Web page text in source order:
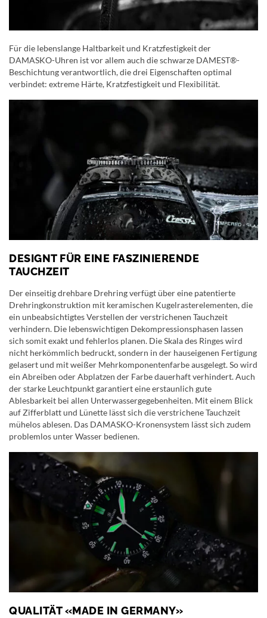
Für die lebenslange Haltbarkeit und Kratzfestigkeit der
DAMASKO-Uhren ist vor allem auch die schwarze DAMEST®-
Beschichtung verantwortlich, die drei Eigenschaften optimal
verbindet: extreme Härte, Kratzfestigkeit und Flexibilität.
DESIGNT FÜR EINE FASZINIERENDE
TAUCHZEIT
Der einseitig drehbare Drehring verfügt über eine patentierte
Drehringkonstruktion mit keramischen Kugelrasterelementen, die
ein unbeabsichtigtes Verstellen der verstrichenen Tauchzeit
verhindern. Die lebenswichtigen Dekompressionsphasen lassen
sich somit exakt und fehlerlos planen. Die Skala des Ringes wird
nicht herkömmlich bedruckt, sondern in der hauseigenen Fertigung
gelasert und mit weißer Mehrkomponentenfarbe ausgelegt. So wird
ein Abreiben oder Abplatzen der Farbe dauerhaft verhindert. Auch
der starke Leuchtpunkt garantiert eine erstaunlich gute
Ablesbarkeit bei allen Unterwassergegebenheiten. Mit einem Blick
auf Zifferblatt und Lünette lässt sich die verstrichene Tauchzeit
mühelos ablesen. Das DAMASKO-Kronensystem lässt sich zudem
problemlos unter Wasser bedienen.
QUALITÄT «MADE IN GERMANY»